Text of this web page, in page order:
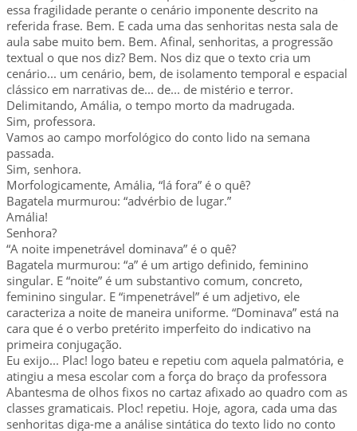
essa fragilidade perante o cenário imponente descrito na
referida frase. Bem. E cada uma das senhoritas nesta sala de
aula sabe muito bem. Bem. Afinal, senhoritas, a progressão
textual o que nos diz? Bem. Nos diz que o texto cria um
cenário... um cenário, bem, de isolamento temporal e espacial
clássico em narrativas de... de... de mistério e terror.
Delimitando, Amália, o tempo morto da madrugada.
Sim, professora.
Vamos ao campo morfológico do conto lido na semana
passada.
Sim, senhora.
Morfologicamente, Amália, “lá fora” é o quê?
Bagatela murmurou: “advérbio de lugar.”
Amália!
Senhora?
“A noite impenetrável dominava” é o quê?
Bagatela murmurou: “a” é um artigo definido, feminino
singular. E “noite” é um substantivo comum, concreto,
feminino singular. E “impenetrável” é um adjetivo, ele
caracteriza a noite de maneira uniforme. “Dominava” está na
cara que é o verbo pretérito imperfeito do indicativo na
primeira conjugação.
Eu exijo... Plac! logo bateu e repetiu com aquela palmatória, e
atingiu a mesa escolar com a força do braço da professora
Abantesma de olhos fixos no cartaz afixado ao quadro com as
classes gramaticais. Ploc! repetiu. Hoje, agora, cada uma das
senhoritas diga-me a análise sintática do texto lido no conto